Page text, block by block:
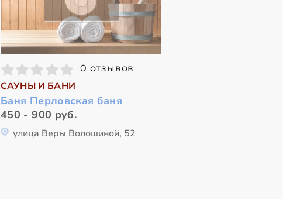
0 отзывов
САУНЫ И БАНИ
Баня Перловская баня
450 - 900 руб.
улица Веры Волошиной, 52